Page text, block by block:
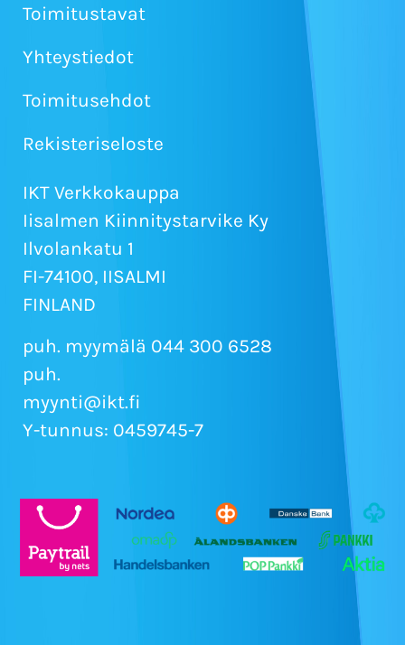
Toimitustavat
Yhteystiedot
Toimitusehdot
Rekisteriseloste
IKT Verkkokauppa
Iisalmen Kiinnitystarvike Ky
Ilvolankatu 1
FI-74100, IISALMI
FINLAND
puh. myymälä 044 300 6528
puh.
myynti@ikt.fi
Y-tunnus: 0459745-7